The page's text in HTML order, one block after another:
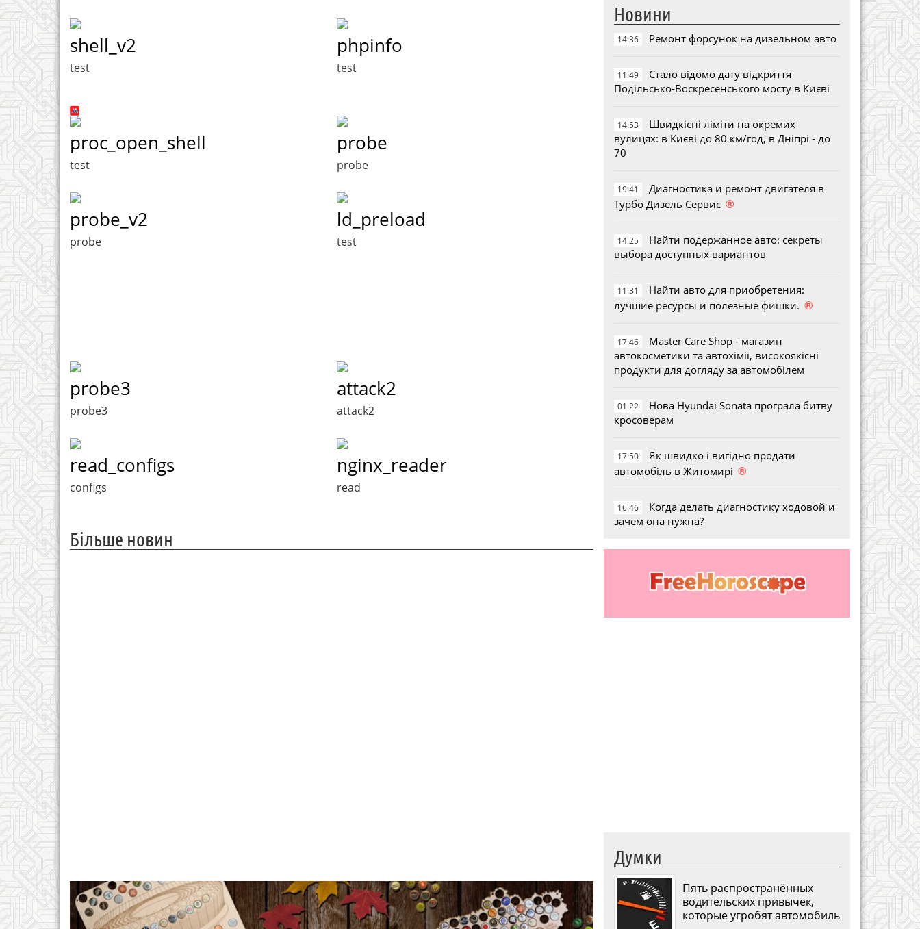
shell_v2
test
phpinfo
test
proc_open_shell
test
probe
probe
probe_v2
probe
ld_preload
test
probe3
probe3
attack2
attack2
read_configs
configs
nginx_reader
read
Більше новин
Новини
14:36 Ремонт форсунок на дизельном авто
11:49
Стало відомо дату відкриття
Подільсько-Воскресенського мосту в Києві
14:53
Швидкісні ліміти на окремих
вулицях: в Києві до 80 км/год, в Дніпрі - до
70
19:41
Диагностика и ремонт двигателя в
Турбо Дизель Сервис ®
14:25
Найти подержанное авто: секреты
выбора доступных вариантов
11:31
Найти авто для приобретения:
лучшие ресурсы и полезные фишки. ®
17:46
Master Care Shop - магазин
автокосметики та автохімії, високоякісні
продукти для догляду за автомобілем
01:22
Нова Hyundai Sonata програла битву
кросоверам
17:50
Як швидко і вигідно продати
автомобіль в Житомирі ®
16:46
Когда делать диагностику ходовой и
зачем она нужна?
Думки
Пять распространённых
водительских привычек,
которые угробят автомобиль